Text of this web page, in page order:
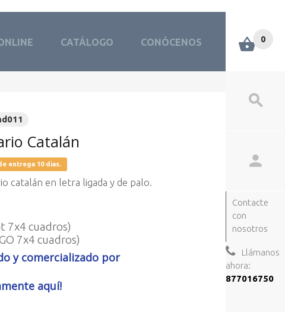
Contacte
con
nosotros
Llámanos
ahora:
877016750
0
CATÁLOGO CONÓCENOS
Catalán
entrega 10 dias.
catalán en letra ligada y de palo.
7x4 cuadros)
7x4 cuadros)
y comercializado por
aquí!